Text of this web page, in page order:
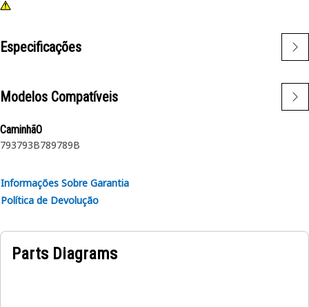
encaixam em um eixo ou pino, os anéis de retenção
manter os componentes no lugar. A principal finalidade de
um anel de retenção interno é evitar o movimento axial ou
alojamento. Ele atua como um dispositivo de retenção,
mantendo componentes como rolamentos, eixos ou
vedações firmemente no lugar.
para fins de durabilidade, confiabilidade e produtividade.
• Feito de materiais duráveis que oferecem robustez e
recesso no diâmetro interno.
Especificações
Modelos Compatíveis
CaminhãO
793793B789789B
Informações Sobre Garantia
Política de Devolução
Parts Diagrams